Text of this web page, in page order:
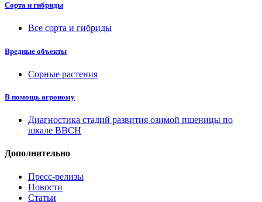
Сорта и гибриды
Все сорта и гибриды
Вредные объекты
Сорные растения
В помощь агроному
Диагностика стадий развития озимой пшеницы по
шкале ВВСН
Дополнительно
Пресс-релизы
Новости
Статьи